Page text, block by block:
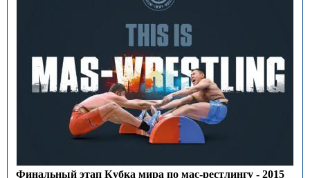
Финальный этап Кубка мира по мас-рестлингу - 2015